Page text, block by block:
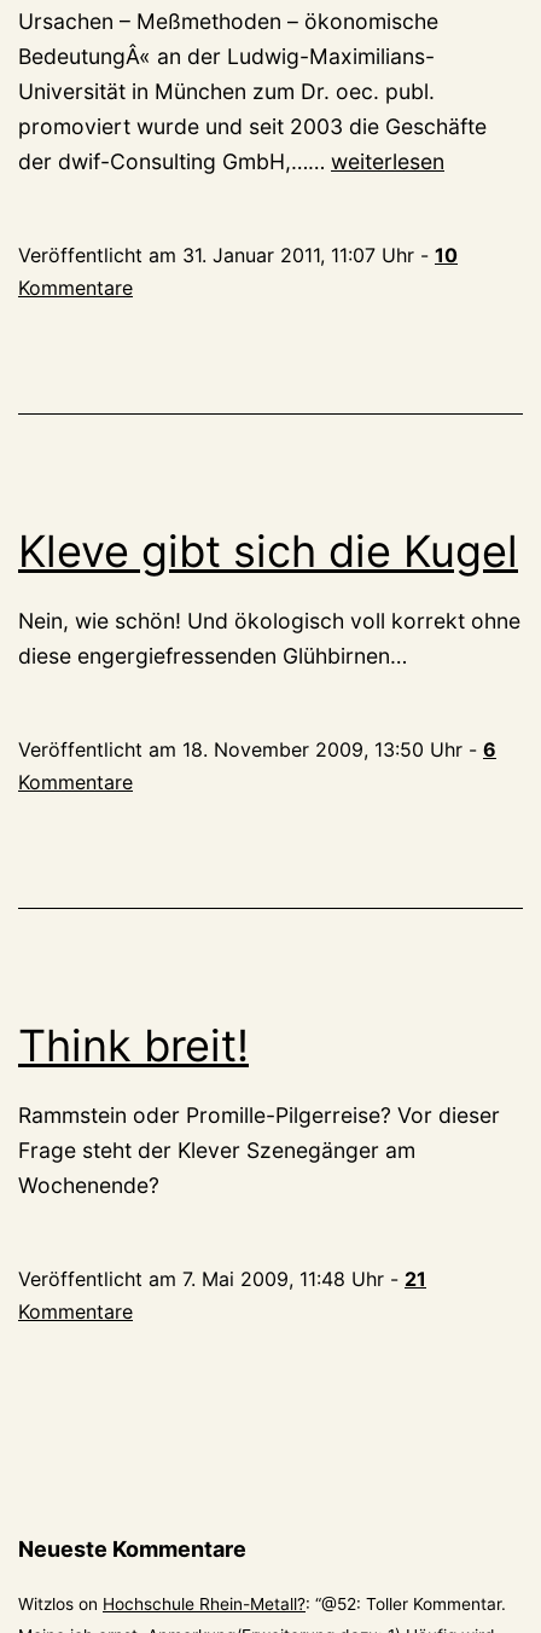
Ursachen – Meßmethoden – ökonomische
BedeutungÂ« an der Ludwig-Maximilians-
Universität in München zum Dr. oec. publ.
promoviert wurde und seit 2003 die Geschäfte
der dwif-Consulting GmbH,…… Geistige
what?
weiterlesen
Veröffentlicht am 31. Januar 2011, 11:07 Uhr - 10
Kommentare
Kleve gibt sich die Kugel
Nein, wie schön! Und ökologisch voll korrekt ohne
diese engergiefressenden Glühbirnen…
Veröffentlicht am 18. November 2009, 13:50 Uhr - 6
Kommentare
Think breit!
Rammstein oder Promille-Pilgerreise? Vor dieser
Frage steht der Klever Szenegänger am
Wochenende?
Veröffentlicht am 7. Mai 2009, 11:48 Uhr - 21
Kommentare
Neueste Kommentare
Witzlos on Hochschule Rhein-Metall?: “@52: Toller Kommentar.